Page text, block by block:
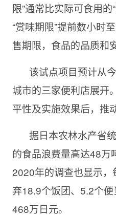
限”通常比实际可食用
“赏味期限”提前数小时
售期限，食品的品质和
该试点项目预计从
城市的三家便利店展开
平性及实施效果后，推
据日本农林水产省
的食品浪费量高达48万
2020年的调查也显示
弃18.9个饭团、5.2个
468万日元。